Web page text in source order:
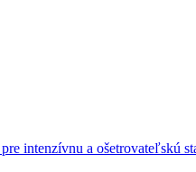
intenzívnu a ošetrovateľskú